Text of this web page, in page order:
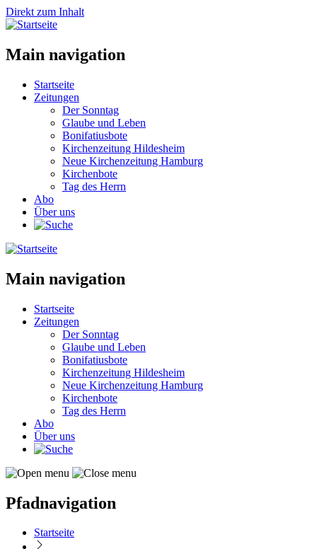
Direkt zum Inhalt
Main navigation
Startseite
Zeitungen
Der Sonntag
Glaube und Leben
Bonifatiusbote
Kirchenzeitung Hildesheim
Neue Kirchenzeitung Hamburg
Kirchenbote
Tag des Herrn
Abo
Über uns
Main navigation
Startseite
Zeitungen
Der Sonntag
Glaube und Leben
Bonifatiusbote
Kirchenzeitung Hildesheim
Neue Kirchenzeitung Hamburg
Kirchenbote
Tag des Herrn
Abo
Über uns
Pfadnavigation
Startseite